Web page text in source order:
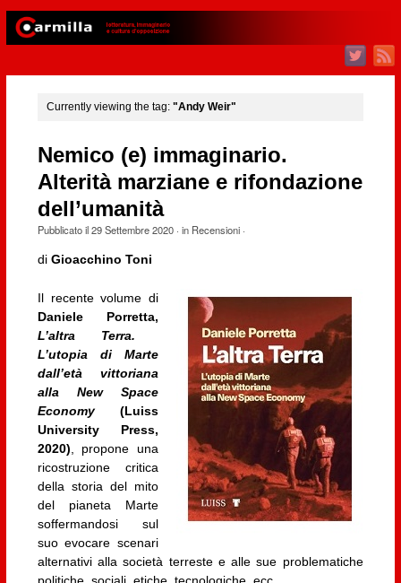
Currently viewing the tag: "Andy Weir"
Nemico (e) immaginario.
Alterità marziane e rifondazione
dell’umanità
Pubblicato il29 Settembre 2020· in Recensioni·
di Gioacchino Toni
Il recente volume di
Daniele Porretta,
L’altra Terra.
L’utopia di Marte
dall’età vittoriana
alla New Space
Economy(Luiss
University Press,
2020), propone una
ricostruzione critica
della storia del mito
del pianeta Marte
soffermandosi sul
suo evocare scenari
alternativi alla società terreste e alle sue problematiche